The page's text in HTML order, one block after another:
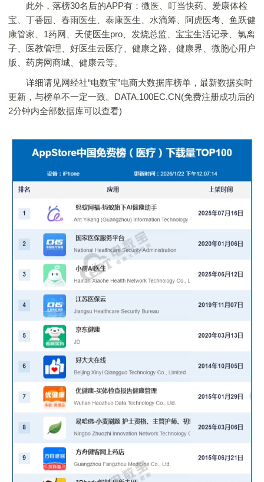
此外，落榜30名后的APP有：微医、叮当快药、爱康体检
宝、丁香园、春雨医生、泰康医生、水滴筹、阿虎医考、鱼跃健
康管家、1药网、天使医生pro、发烧总监、宝宝生活记录、氯离
子、医教管理、好医生云医疗、健康之路、健康界、微胞心用户
版、药房网商城、健康云等。
详细请见网经社“电数宝”电商大数据库榜单，最新数据实时
更新，与榜单不一定一致。DATA.100EC.CN(免费注册成功后的
2分钟内全部数据库可以查看)